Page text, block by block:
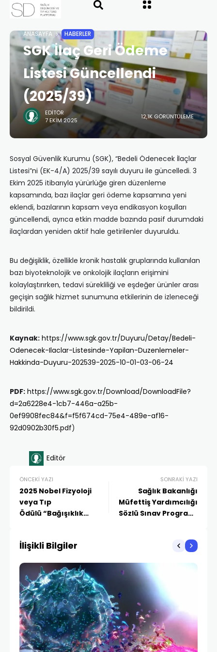
ANASAYFA HABERLER
SGK İlaç Geri Ödeme
Listesi Güncellendi
(2025/39)
EDITÖR
7 EKIM 2025
12,1K GÖRÜNTÜLEME
Sosyal Güvenlik Kurumu (SGK), “Bedeli Ödenecek İlaçlar
Listesi”ni (EK-4/A) 2025/39 sayılı duyuru ile güncelledi. 3
Ekim 2025 itibarıyla yürürlüğe giren düzenleme
kapsamında, bazı ilaçlar geri ödeme kapsamına yeni
eklendi, bazılarının kapsam veya endikasyon koşulları
güncellendi, ayrıca etkin madde bazında pasif durumdaki
ilaçlardan yeniden aktif hale getirilenler duyuruldu.
Bu değişiklik, özellikle kronik hastalık gruplarında kullanılan
bazı biyoteknolojik ve onkolojik ilaçların erişimini
kolaylaştırırken, tedavi sürekliliği ve eşdeğer ürünler arası
geçişin sağlık hizmet sunumuna etkilerinin de izleneceği
bildirildi.
Kaynak: https://www.sgk.gov.tr/Duyuru/Detay/Bedeli-
Odenecek-Ilaclar-Listesinde-Yapilan-Duzenlemeler-
Hakkinda-Duyuru-202539-2025-10-01-03-06-24
PDF: https://www.sgk.gov.tr/Download/DownloadFile?
d=2a6228e4-1cb7-446a-a25b-
0ef9908fec84&f=f5f674cd-75e4-489e-af16-
92d0902b30f5.pdf)
Editör
ÖNCEKI YAZI
2025 Nobel Fizyoloji
veya Tıp
Ödülü “Bağışıklık
SONRAKI YAZI
Sağlık Bakanlığı
Müfettiş Yardımcılığı
Sözlü Sınav Programı
İlişikli Bilgiler